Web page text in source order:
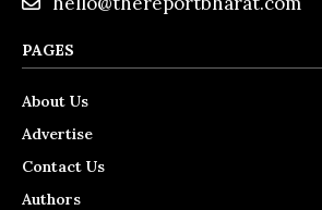
PAGES
About Us
Advertise
Contact Us
Authors